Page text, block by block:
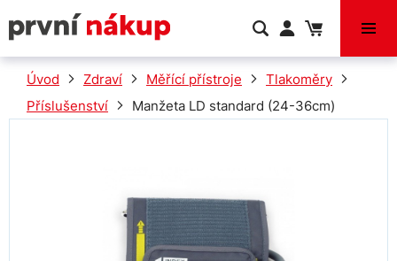
VÝPRODEJ
Úvod Zdraví Měřící přístroje
Tlakoměry
Příslušenství
Manžeta LD standard (24-36cm)